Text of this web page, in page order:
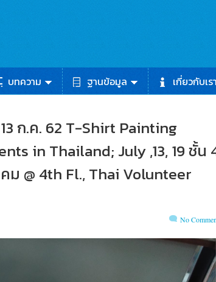
บทความ ฐานข้อมูล เกี่ยวกับเรา
ก.ค. 62 T-Shirt Painting
in Thailand; July ,13, 19 ชั้น
@ 4th Fl., Thai Volunteer
No